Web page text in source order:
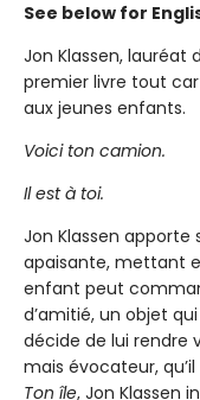
See below for
Jon Klassen, lauréat
premier livre tout
aux jeunes enfants.
Voici ton camion.
Il est à toi.
Jon Klassen
apaisante, mettant
enfant peut
d’amitié, un objet
décide de lui rendre
mais évocateur,
Ton île, Jon Klassen